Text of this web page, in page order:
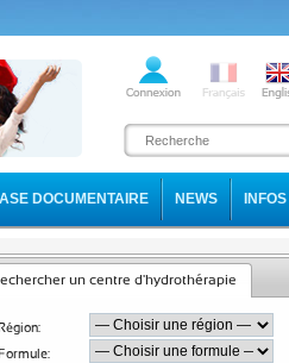
DOCUMENTAIRE NEWS INFOS
un centre d'hydrothérapie